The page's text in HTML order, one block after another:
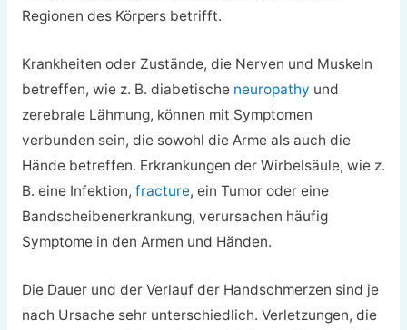
Regionen des Körpers betrifft.
Krankheiten oder Zustände, die Nerven und Muskeln
betreffen, wie z. B. diabetische neuropathy und
zerebrale Lähmung, können mit Symptomen
verbunden sein, die sowohl die Arme als auch die
Hände betreffen. Erkrankungen der Wirbelsäule, wie z.
B. eine Infektion, fracture, ein Tumor oder eine
Bandscheibenerkrankung, verursachen häufig
Symptome in den Armen und Händen.
Die Dauer und der Verlauf der Handschmerzen sind je
nach Ursache sehr unterschiedlich. Verletzungen, die